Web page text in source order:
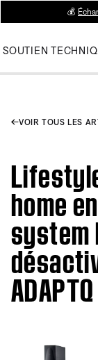
💰
SOUTIEN
VOIR TOUS LES
home
system
ADAPTQ